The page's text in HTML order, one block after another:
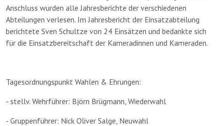
Anschluss wurden alle Jahresberichte der verschiedenen
Abteilungen verlesen. Im Jahresbericht der Einsatzabteilung
berichtete Sven Schultze von 24 Einsätzen und bedankte sich
für die Einsatzbereitschaft der Kameradinnen und Kameraden.
Tagesordnungspunkt Wahlen & Ehrungen:
- stellv. Wehrführer: Björn Brügmann, Wiederwahl
- Gruppenführer: Nick Oliver Salge, Neuwahl